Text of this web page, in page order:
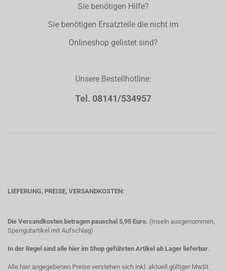
Sie benötigen Hilfe?
Sie benötigen Ersatzteile die nicht im
Onlineshop gelistet sind?
Unsere Bestellhotline:
Tel. 08141/534957
LIEFERUNG, PREISE, VERSANDKOSTEN:
Die Versandkosten betragen pauschal 5,95 Euro. (Inseln ausgenommen,
Sperrgutartikel mit Aufschlag)
In der Regel sind alle hier im Shop geführten Artikel ab Lager lieferbar.
Alle hier angegebenen Preise verstehen sich inkl. aktuell gültiger MwSt.